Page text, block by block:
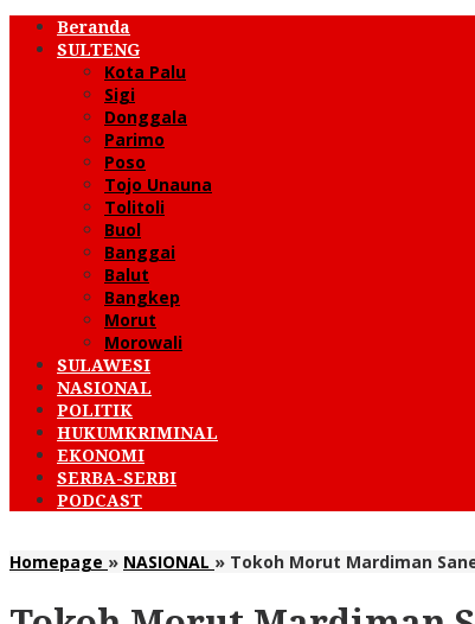
Beranda
SULTENG
Kota Palu
Sigi
Donggala
Parimo
Poso
Tojo Unauna
Tolitoli
Buol
Banggai
Balut
Bangkep
Morut
Morowali
SULAWESI
NASIONAL
POLITIK
HUKUMKRIMINAL
EKONOMI
SERBA-SERBI
PODCAST
Homepage » NASIONAL » Tokoh Morut Mardiman